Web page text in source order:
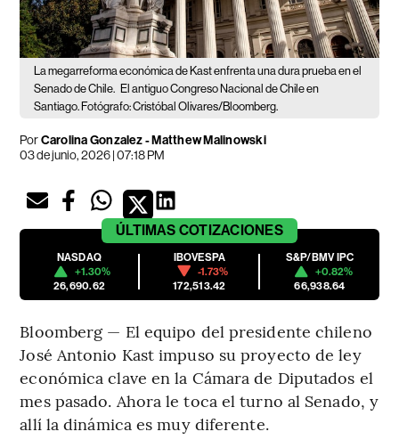
La megarreforma económica de Kast enfrenta una dura prueba en el
Senado de Chile. El antiguo Congreso Nacional de Chile en
Santiago. Fotógrafo: Cristóbal Olivares/Bloomberg.
PorCarolina Gonzalez - Matthew Malinowski
03 de junio, 2026 | 07:18 PM
ÚLTIMAS COTIZACIONES
NASDAQ
+1.30%
26,690.62
IBOVESPA
-1.73%
172,513.42
S&P/BMV IPC
+0.82%
66,938.64
Bloomberg — El equipo del presidente chileno
José Antonio Kast impuso su proyecto de ley
económica clave en la Cámara de Diputados el
mes pasado. Ahora le toca el turno al Senado, y
allí la dinámica es muy diferente.